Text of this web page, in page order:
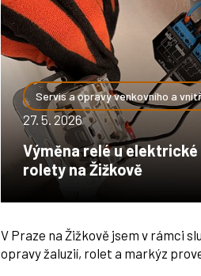
Servis a opravy venkovního a
27. 5. 2026
Výměna relé u
rolety na Žižkově
V Praze na Žižkově jsem v rámci
opravy žaluzií, rolet a markýz